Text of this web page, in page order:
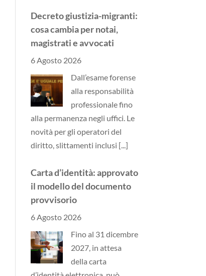
Decreto giustizia-migranti:
cosa cambia per notai,
magistrati e avvocati
6 Agosto 2026
Dall’esame forense
alla responsabilità
professionale fino
alla permanenza negli uffici. Le
novità per gli operatori del
diritto, slittamenti inclusi [...]
Carta d’identità: approvato
il modello del documento
provvisorio
6 Agosto 2026
Fino al 31 dicembre
2027, in attesa
della carta